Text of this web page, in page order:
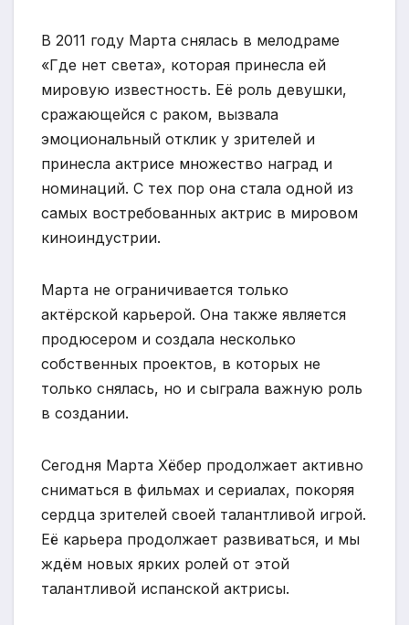
В 2011 году Марта снялась в мелодраме
«Где нет света», которая принесла ей
мировую известность. Её роль девушки,
сражающейся с раком, вызвала
эмоциональный отклик у зрителей и
принесла актрисе множество наград и
номинаций. С тех пор она стала одной из
самых востребованных актрис в мировом
киноиндустрии.
Марта не ограничивается только
актёрской карьерой. Она также является
продюсером и создала несколько
собственных проектов, в которых не
только снялась, но и сыграла важную роль
в создании.
Сегодня Марта Хёбер продолжает активно
сниматься в фильмах и сериалах, покоряя
сердца зрителей своей талантливой игрой.
Её карьера продолжает развиваться, и мы
ждём новых ярких ролей от этой
талантливой испанской актрисы.